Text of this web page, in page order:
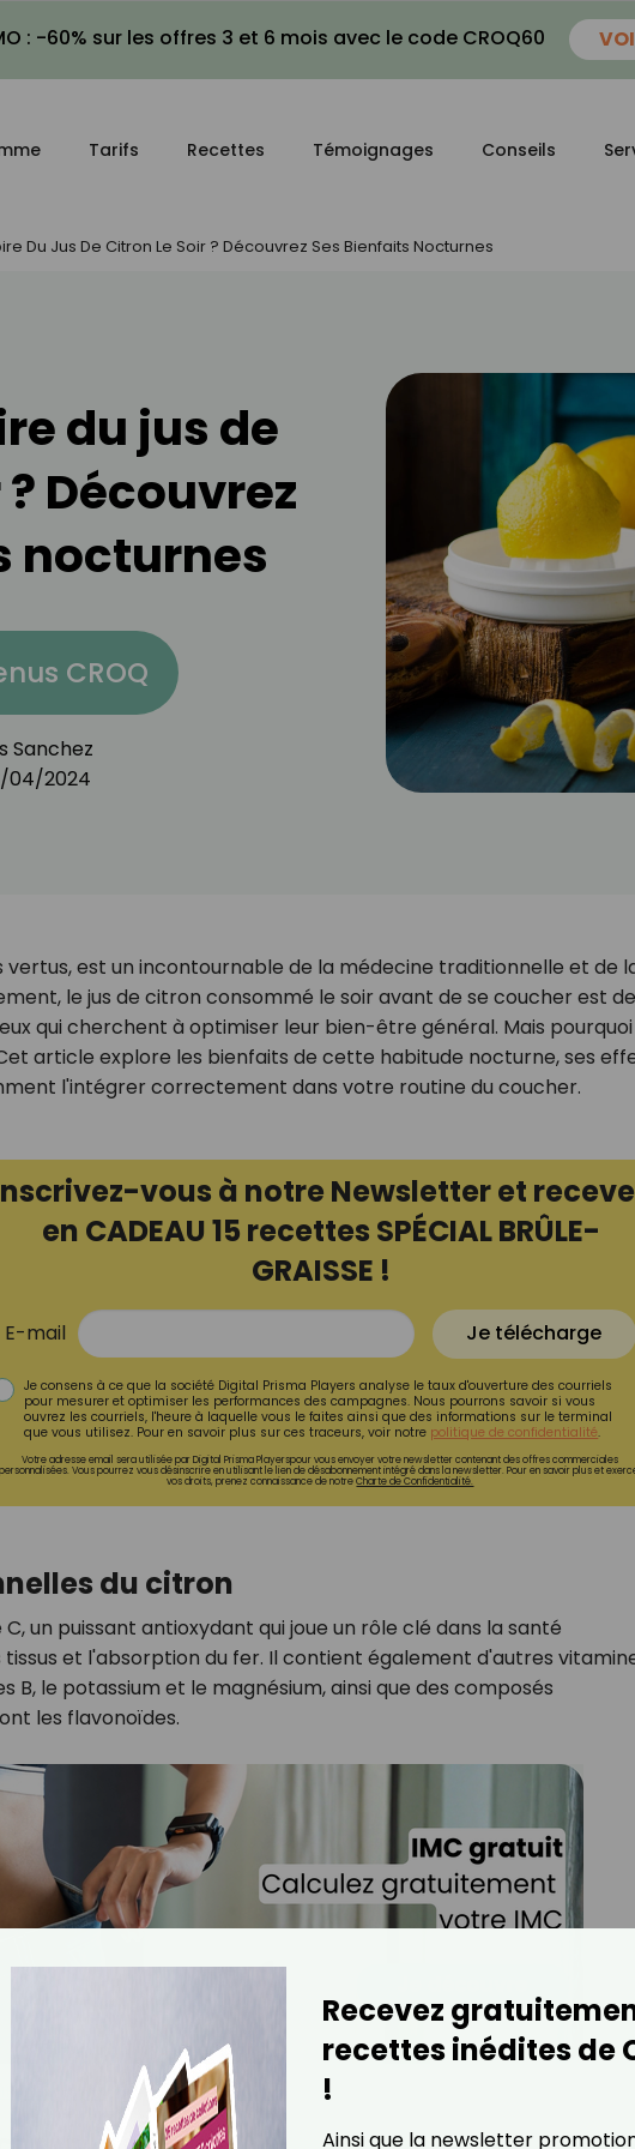
: -60% sur les offres 3 et 6 mois avec le code CROQ60
Tarifs Recettes Témoignages Conseils
Du Jus De Citron Le Soir ? Découvrez Ses Bienfaits Nocturnes
du jus de
Découvrez
nocturnes
CROQ
Sanchez
04/2024
vertus, est un incontournable de la médecine traditionnelle et de
le jus de citron consommé le soir avant de se coucher est
qui cherchent à optimiser leur bien-être général. Mais pourquoi
article explore les bienfaits de cette habitude nocturne, ses
l'intégrer correctement dans votre routine du coucher.
vous à notre Newsletter et
en CADEAU 15 recettes SPÉCIAL BRÛLE-
GRAISSE !
E-mail Je télécharge
Je consens à ce que la société Digital Prisma Players analyse le taux d'ouverture des courriels
pour mesurer et optimiser les performances des campagnes. Nous pourrons savoir si vous
ouvrez les courriels, l'heure à laquelle vous le faites ainsi que des informations sur le terminal
que vous utilisez. Pour en savoir plus sur ces traceurs, voir notre politique de confidentialité.
Votre adresse email sera utilisée par Digital Prisma Playerspour vous envoyer votre newsletter contenant des offres commerciales
personnalisées. Vous pourrez vous désinscrire en utilisant le lien de désabonnement intégré dans la newsletter. Pour en savoir plus et
vos droits, prenez connaissance de notreCharte de Confidentialité.
du citron
un puissant antioxydant qui joue un rôle clé dans la santé
et l'absorption du fer. Il contient également d'autres
B, le potassium et le magnésium, ainsi que des composés
les flavonoïdes.
?
Recevez
recettes inédites de
!
Ainsi que la newsletter